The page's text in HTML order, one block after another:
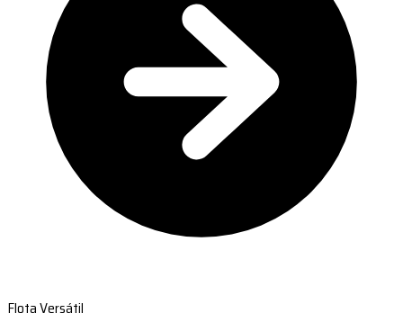
Flota Versátil